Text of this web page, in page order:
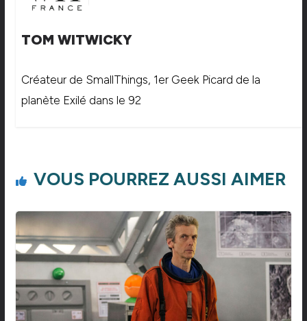
TOM WITWICKY
Créateur de SmallThings, 1er Geek Picard de la
planète Exilé dans le 92
VOUS POURREZ AUSSI AIMER